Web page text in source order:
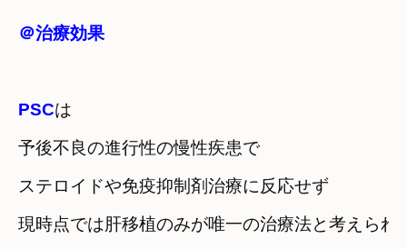
＠治療効果
PSCは
予後不良の進行性の慢性疾患で
ステロイドや免疫抑制剤治療に反応せず
現時点では肝移植のみが唯一の治療法と考えられ